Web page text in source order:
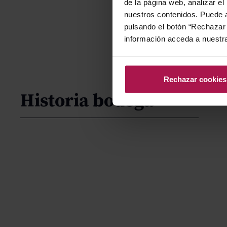
de la página web, analizar
nuestros contenidos. Puede
pulsando el botón
información acceda a
Rechazar cookies
Historia bodega